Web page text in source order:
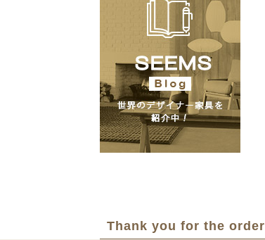
Thank you for the order